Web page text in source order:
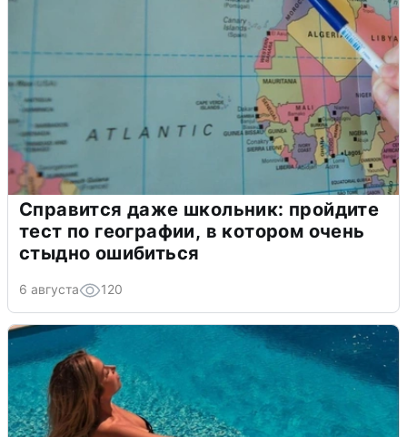
Справится даже школьник: пройдите
тест по географии, в котором очень
стыдно ошибиться
6 августа 120